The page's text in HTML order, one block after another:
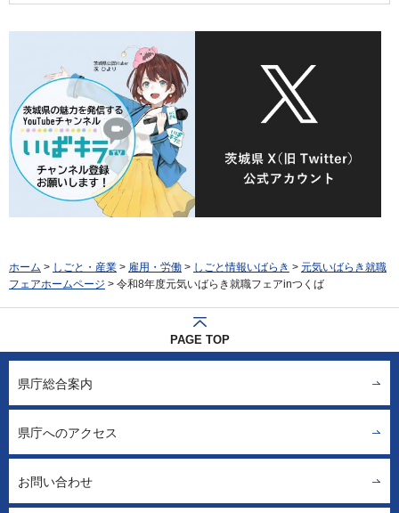
ホーム > しごと・産業 > 雇用・労働 > しごと情報いばらき > 元気いばらき就職
フェアホームページ > 令和8年度元気いばらき就職フェアinつくば
PAGE TOP
県庁総合案内
県庁へのアクセス
お問い合わせ